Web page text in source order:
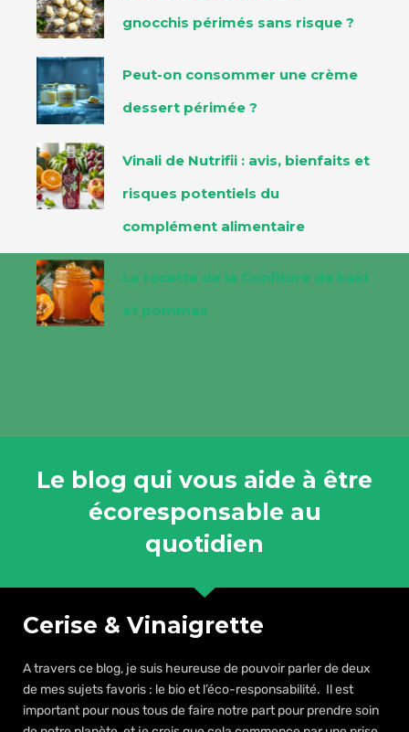
gnocchis périmés sans risque ?
Peut-on consommer une crème
dessert périmée ?
Vinali de Nutrifii : avis, bienfaits et
risques potentiels du
complément alimentaire
La recette de la Confiture de kaki
et pommes
Le blog qui vous aide à être
écoresponsable au
quotidien
Cerise & Vinaigrette
A travers ce blog, je suis heureuse de pouvoir parler de deux
de mes sujets favoris : le bio et l’éco-responsabilité. Il est
important pour nous tous de faire notre part pour prendre soin